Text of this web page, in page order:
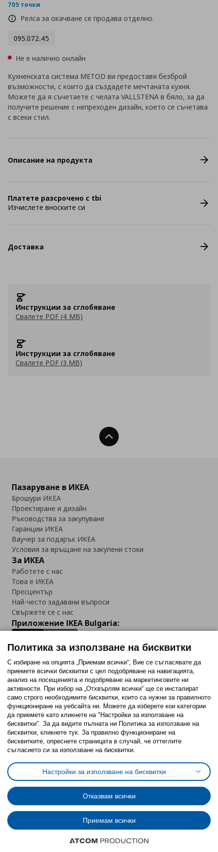
705 точки
Релса за окачване се продава отделно.
095.072.45
Не е налично онлайн
Кухненската система METOD ви предоставя безброй
възможности, с които да създадете мечтаната кухня.
Можете да я съчетаете с челата VALLSTENA в бяло, за да
получите решение с непреходен дизайн, което се съчетава
с всеки стил.
Описание на продукта
Платете разсрочено с tbi
Изчислете вноските си
Доставка
Инструкции за сглобяване
Свалете PDF (4 MB)
Инструкции за сглобяване
Свалете PDF (3 MB)
Нагоре
Пазаруване в ИКЕА
Брошури ИКЕА
Проектиране и дизайн
Ръководства за закупуване
Гаранции ИКЕА
Ваучер за подарък ИКЕА
Условия за връщане на закупени стоки
За ИКЕА
Работете с нас
Това е ИКЕА
Пресцентър
Най-често задавани въпроси
Свържете се с нас
Приложение IKEA Bulgaria:
Последвайте ни:
FacebookTwitterYoutubePinterestInstagram
Политика за използване на бисквитки (Cookies)
Избор на настройки за използване на бисквитки
Условия за ползване на ikea.bgОбща политика за личните данни
Политика за защита на личните данни на ikea.bg
Общи условия на програма IKEA Family
Политика за защита на лични данни на програма IKEA Family
© Inter-IKEA Systems B.V. 1999 - 2025
Политика за използване на бисквитки
С избиране на опцията „Приемам всички“, Вие се съгласявате да
приемете всички бисквитки с цел подобряване на навигацията,
анализ на посещенията и подобряване на маркетинговите ни
активности. При избор на „Отхвърлям всички“ ще се инсталират
само строго необходимитe бисквитки, които са нужни за правилното
функциониране на уебсайта ни. Можете да изберете кои категории
да приемете като кликнете на "Настройки за използване на
бисквитки". За да видите пълната ни Политика за използване на
бисквитки, кликнете тук. За правилно функциониране на
бисквитките, опреснете страницата в случай, че оттеглите
съгласието си за използване на бисквитки.
Настройки за използване на бисквитки
Отказвам всички
Приемам всички